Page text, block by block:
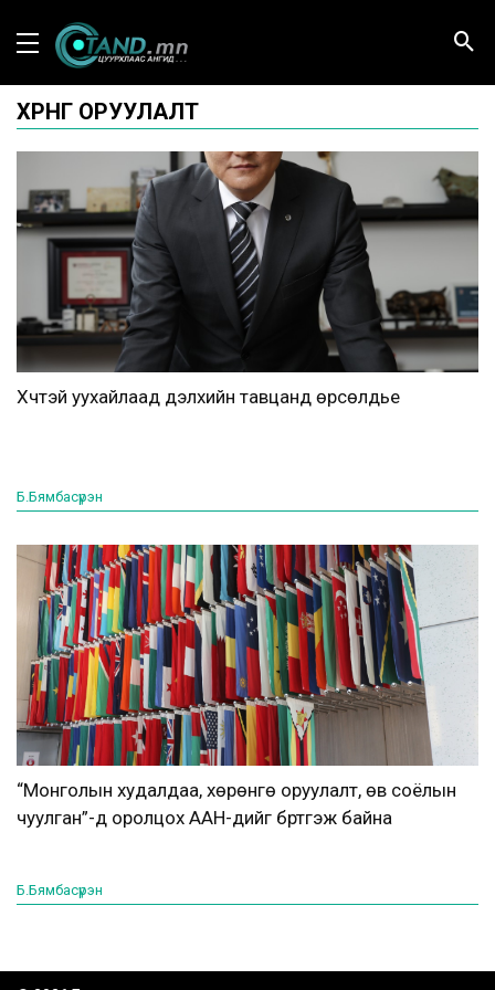
ХӨРӨНГӨ ОРУУЛАЛТ
Хүчтэй уухайлаад дэлхийн тавцанд өрсөлдье
Б.Бямбасүрэн
“Монголын худалдаа, хөрөнгө оруулалт, өв соёлын
чуулган”-д оролцох ААН-үүдийг бүртгэж байна
Б.Бямбасүрэн